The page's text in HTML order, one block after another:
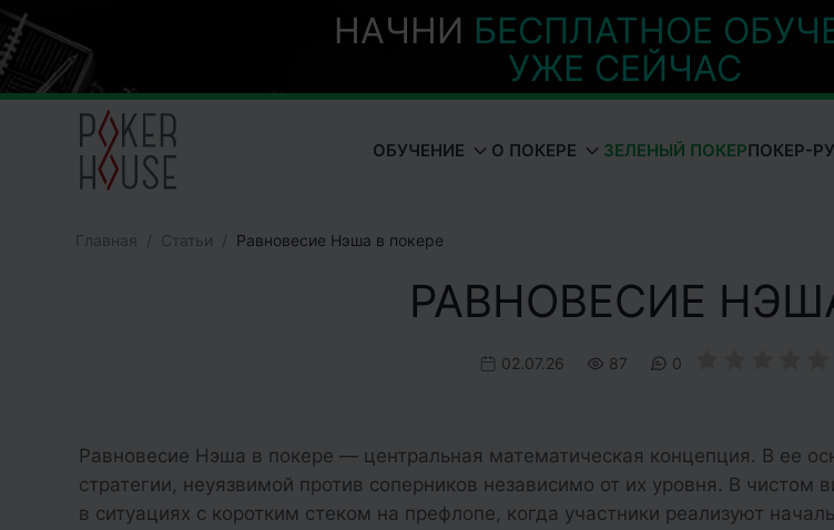
НАЧНИ БЕСПЛАТНОЕ
УЖЕ СЕЙЧАС
ОБУЧЕНИЕ О ПОКЕРЕ ЗЕЛЕНЫЙ ПОКЕРПОКЕР-
Главная Cтатьи Равновесие Нэша в покере
РАВНОВЕСИЕ
02.07.26 87 0
Равновесие Нэша в покере — центральная математическая концепция. В ее
стратегии, неуязвимой против соперников независимо от их уровня. В чистом
в ситуациях с коротким стеком на префлопе, когда участники реализуют